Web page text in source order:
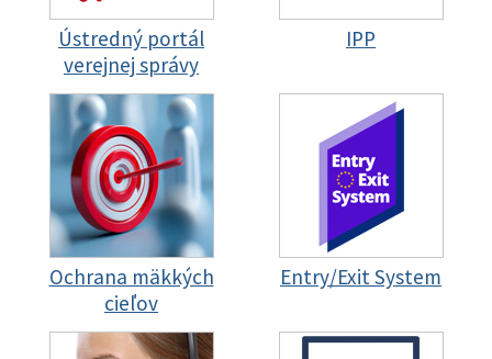
Ústredný portál
verejnej správy
IPP
Ochrana mäkkých
cieľov
Entry/Exit System